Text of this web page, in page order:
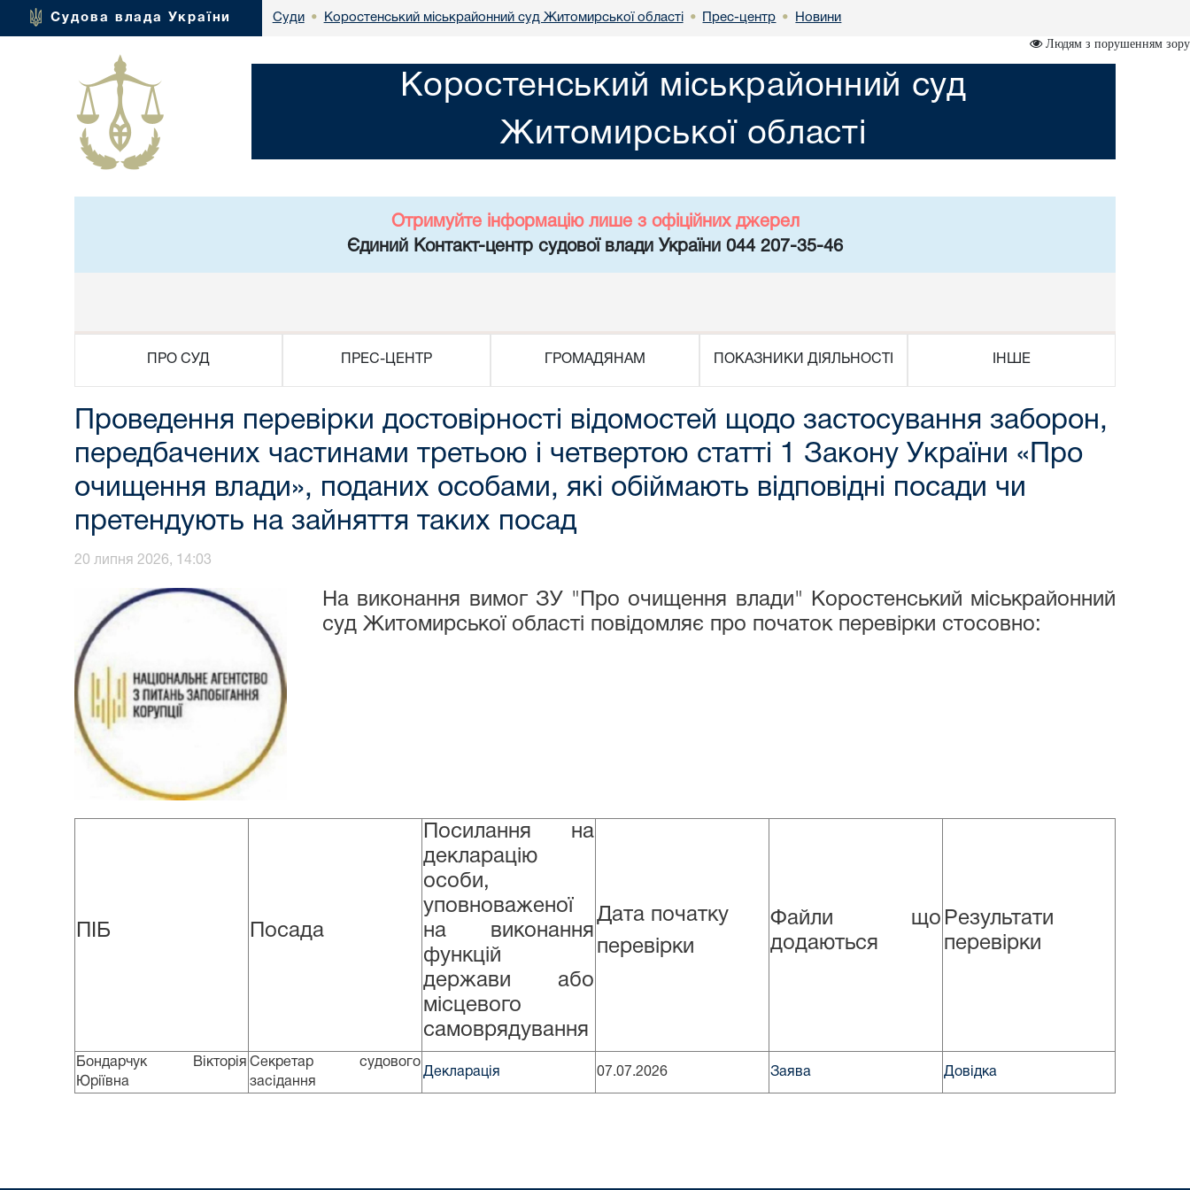
Судова влада України Суди • Коростенський міськрайонний суд Житомирської області • Прес-центр • Новини
Людям з порушенням зору
Коростенський міськрайонний суд
Житомирської області
Отримуйте інформацію лише з офіційних джерел
Єдиний Контакт-центр судової влади України 044 207-35-46
ПРО СУД ПРЕС-ЦЕНТР ГРОМАДЯНАМ ПОКАЗНИКИ ДІЯЛЬНОСТІ ІНШЕ
Проведення перевірки достовірності відомостей щодо застосування заборон,
передбачених частинами третьою і четвертою статті 1 Закону України «Про
очищення влади», поданих особами, які обіймають відповідні посади чи
претендують на зайняття таких посад
20 липня 2026, 14:03
На виконання вимог ЗУ "Про очищення влади" Коростенський міськрайонний
суд Житомирської області повідомляє про початок перевірки стосовно:
ПІБ Посада
Посилання на
декларацію
особи,
уповноваженої
на виконання
функцій
держави або
місцевого
самоврядування
Дата початку
перевірки
Файли що
додаються
Результати
перевірки
Бондарчук Вікторія
Юріївна
Секретар судового
засідання
Декларація 07.07.2026 Заява Довідка